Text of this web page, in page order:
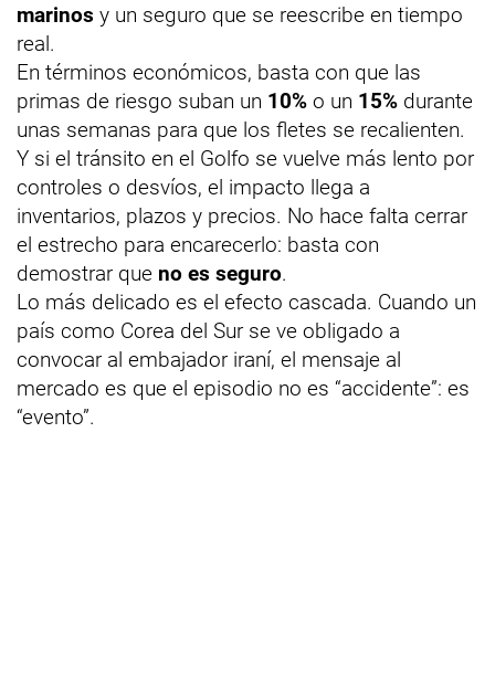
marinos y un seguro que se reescribe en tiempo
real.
En términos económicos, basta con que las
primas de riesgo suban un 10% o un 15% durante
unas semanas para que los fletes se recalienten.
Y si el tránsito en el Golfo se vuelve más lento por
controles o desvíos, el impacto llega a
inventarios, plazos y precios. No hace falta cerrar
el estrecho para encarecerlo: basta con
demostrar que no es seguro.
Lo más delicado es el efecto cascada. Cuando un
país como Corea del Sur se ve obligado a
convocar al embajador iraní, el mensaje al
mercado es que el episodio no es “accidente”: es
“evento”.